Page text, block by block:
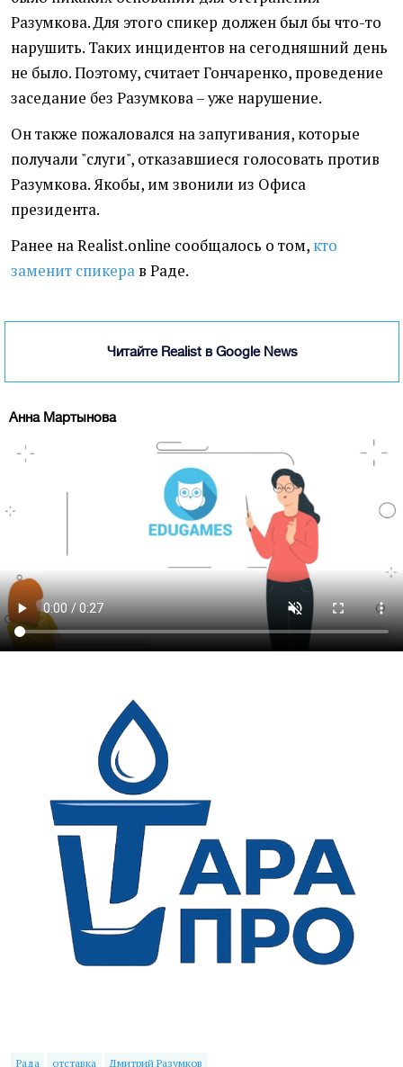
Разумкова. Для этого спикер должен был бы что-то
нарушить. Таких инцидентов на сегодняшний день
не было. Поэтому, считает Гончаренко, проведение
заседание без Разумкова – уже нарушение.
Он также пожаловался на запугивания, которые
получали "слуги", отказавшиеся голосовать против
Разумкова. Якобы, им звонили из Офиса
президента.
Ранее на Realist.online сообщалось о том, кто
заменит спикера в Раде.
Читайте Realist в Google News
Анна Мартынова
Рада отставка Дмитрий Разумков